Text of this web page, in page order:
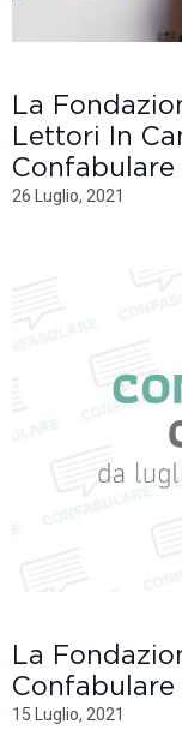
La
Lettori In
26 Luglio, 2021
La
15 Luglio, 2021